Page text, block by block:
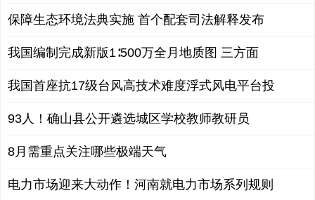
保障生态环境法典实施 首个配套司法解释发布
我国编制完成新版1∶500万全月地质图 三方面
我国首座抗17级台风高技术难度浮式风电平台投
93人！确山县公开遴选城区学校教师教研员
8月需重点关注哪些极端天气
电力市场迎来大动作！河南就电力市场系列规则